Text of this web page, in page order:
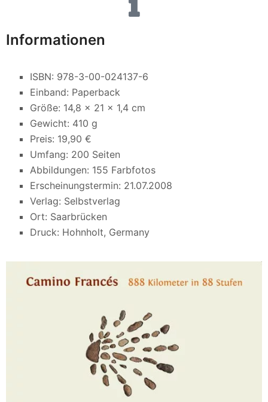
Informationen
ISBN: 978-3-00-024137-6
Einband: Paperback
Größe: 14,8 x 21 x 1,4 cm
Gewicht: 410 g
Preis: 19,90 €
Umfang: 200 Seiten
Abbildungen: 155 Farbfotos
Erscheinungstermin: 21.07.2008
Verlag: Selbstverlag
Ort: Saarbrücken
Druck: Hohnholt, Germany